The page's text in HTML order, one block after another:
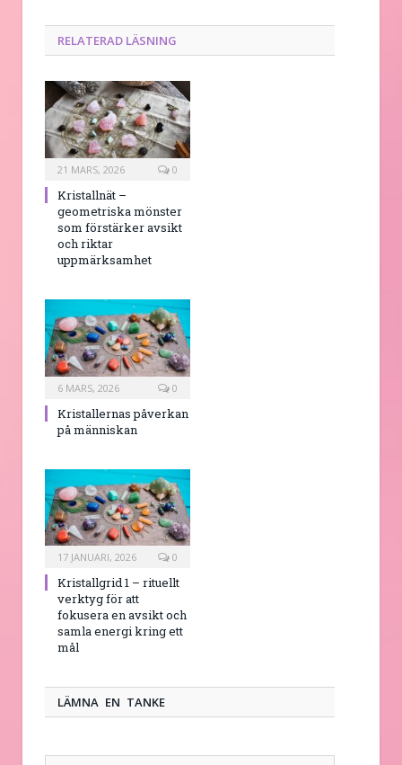
RELATERAD LÄSNING
21 MARS, 2026 0
Kristallnät –
geometriska mönster
som förstärker avsikt
och riktar
uppmärksamhet
6 MARS, 2026 0
Kristallernas påverkan
på människan
17 JANUARI, 2026 0
Kristallgrid 1 – rituellt
verktyg för att
fokusera en avsikt och
samla energi kring ett
mål
LÄMNA EN TANKE